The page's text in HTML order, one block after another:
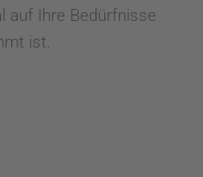
auf Ihre Bedürfnisse
ist.